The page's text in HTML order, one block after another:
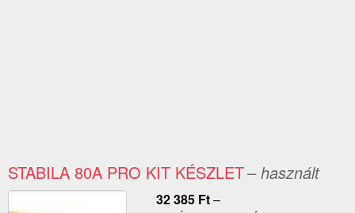
STABILA 80A PRO KIT KÉSZLET– használt
32 385 Ft–